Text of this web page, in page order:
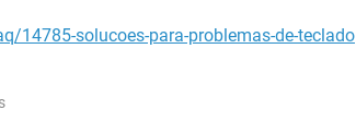
14785-solucoes-para-problemas-de-teclado